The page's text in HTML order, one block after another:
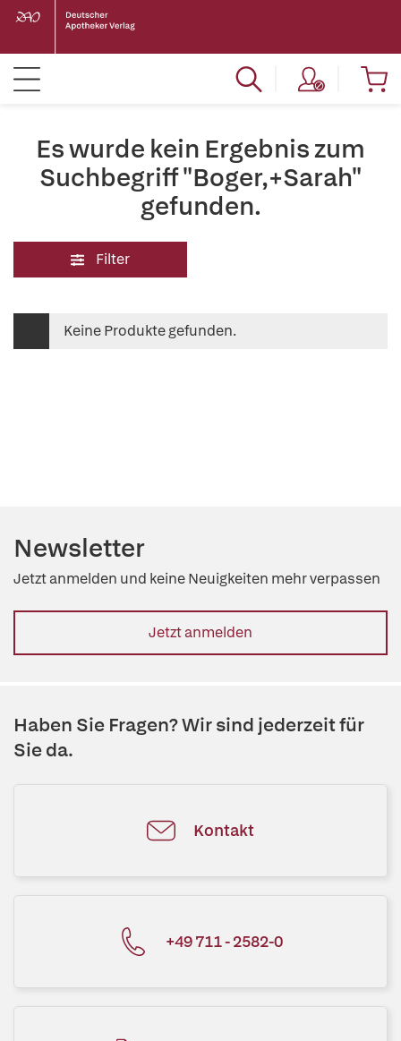
Es wurde kein Ergebnis zum
Suchbegriff "Boger,+Sarah"
gefunden.
Filter
Keine Produkte gefunden.
Newsletter
Jetzt anmelden und keine Neuigkeiten mehr verpassen
Jetzt anmelden
Haben Sie Fragen? Wir sind jederzeit für
Sie da.
Kontakt
+49 711 - 2582-0